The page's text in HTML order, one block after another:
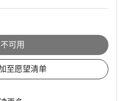
不可用
至愿望清单